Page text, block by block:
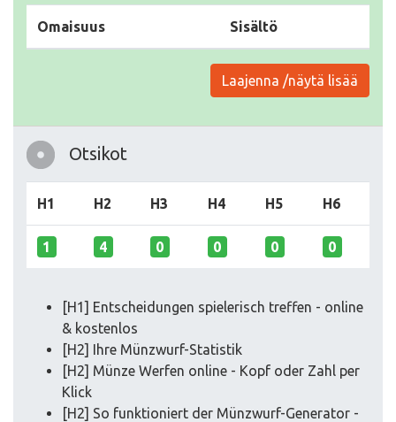
Omaisuus Sisältö
Laajenna /näytä lisää
Otsikot
H1 H2 H3 H4 H5 H6
1 4 0 0 0 0
[H1] Entscheidungen spielerisch treffen - online
& kostenlos
[H2] Ihre Münzwurf-Statistik
[H2] Münze Werfen online - Kopf oder Zahl per
Klick
[H2] So funktioniert der Münzwurf-Generator -